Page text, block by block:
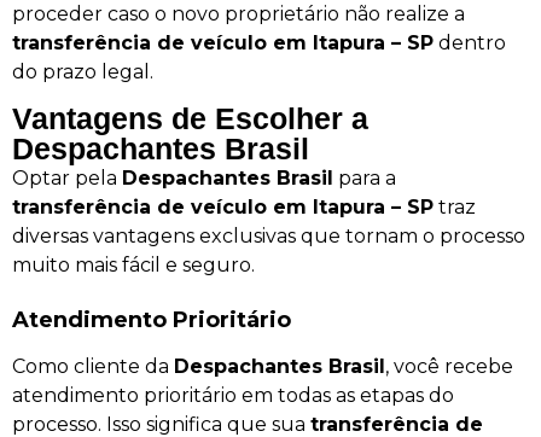
proceder caso o novo proprietário não realize a
transferência de veículo em Itapura – SP dentro
do prazo legal.
Vantagens de Escolher a
Despachantes Brasil
Optar pela Despachantes Brasil para a
transferência de veículo em Itapura – SP traz
diversas vantagens exclusivas que tornam o processo
muito mais fácil e seguro.
Atendimento Prioritário
Como cliente da Despachantes Brasil, você recebe
atendimento prioritário em todas as etapas do
processo. Isso significa que sua transferência de